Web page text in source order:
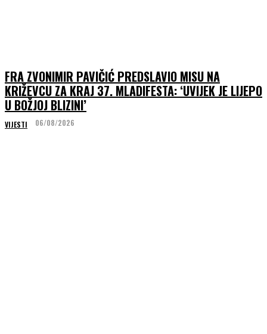
FRA ZVONIMIR PAVIČIĆ PREDSLAVIO MISU NA
KRIŽEVCU ZA KRAJ 37. MLADIFESTA: ‘UVIJEK JE LIJEPO
U BOŽJOJ BLIZINI’
VIJESTI 06/08/2026